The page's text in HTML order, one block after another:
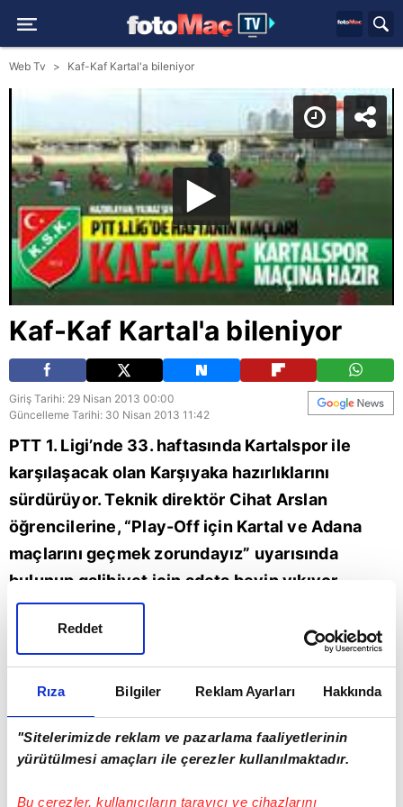
Rıza Bilgiler Reklam Ayarları Hakkında
"Sitelerimizde reklam ve pazarlama faaliyetlerinin
yürütülmesi amaçları ile çerezler kullanılmaktadır.
Bu çerezler, kullanıcıların tarayıcı ve cihazlarını
Reddet
Web Tv Kaf-Kaf Kartal'a bileniyor
Kaf-Kaf Kartal'a bileniyor
Giriş Tarihi: 29 Nisan 2013 00:00
Güncelleme Tarihi: 30 Nisan 2013 11:42
PTT 1. Ligi’nde 33. haftasında Kartalspor ile
karşılaşacak olan Karşıyaka hazırlıklarını
sürdürüyor. Teknik direktör Cihat Arslan
öğrencilerine, “Play-Off için Kartal ve Adana
maçlarını geçmek zorundayız” uyarısında
bulunup galibiyet için adeta beyin yıkıyor.
Takımın en golcüsü Banahene ve Onur’un
röportaj görüntüleri ni Karşıyaka ‘nın antrenman
görüntüleri eşliğinde sizlere sunduk. PTT 1.
Lig’de haftanın maç proğramı ve gol krallığında
ilk 4 sıra… Hazırlayan: Yılmaz ŞENOL